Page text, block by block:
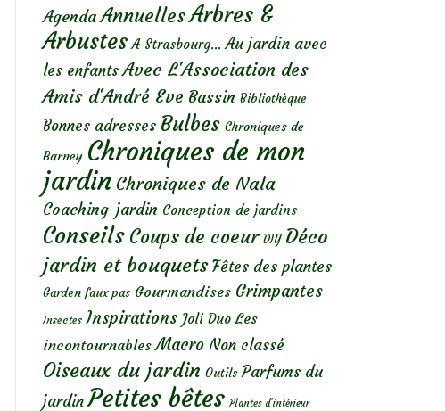
Agenda AnnuellesArbres &
Arbustes A Strasbourg... Au jardin avec
les enfants Avec L'Association des
Amis d'André Eve Bassin Bibliothèque
Bonnes adresses Bulbes Chroniques de
Barney Chroniques de mon
jardin Chroniques de Nala
Coaching-jardin Conception de jardins
Conseils Coups de coeur DIY Déco
jardin et bouquets Fêtes des plantes
Garden faux pas Gourmandises Grimpantes
Insectes Inspirations Joli Duo Les
incontournables Macro Non classé
Oiseaux du jardin Outils Parfums du
jardin Petites bêtes Plantes d’intérieur